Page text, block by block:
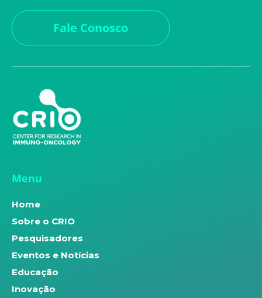
Fale Conosco
Menu
Home
Sobre o CRIO
Pesquisadores
Eventos e Notícias
Educação
Inovação